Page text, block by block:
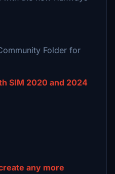
Folder for
SIM 2020 and 2024
any more